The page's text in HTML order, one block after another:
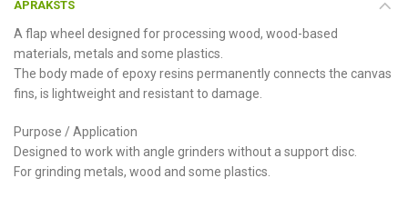
APRAKSTS
A flap wheel designed for processing wood, wood-based
materials, metals and some plastics.
The body made of epoxy resins permanently connects the canvas
fins, is lightweight and resistant to damage.
Purpose / Application
Designed to work with angle grinders without a support disc.
For grinding metals, wood and some plastics.